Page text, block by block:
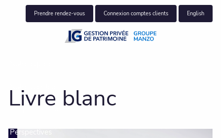
Skip to main content
Prendre rendez-vous Connexion comptes clients English
Perspectives
Livre blanc